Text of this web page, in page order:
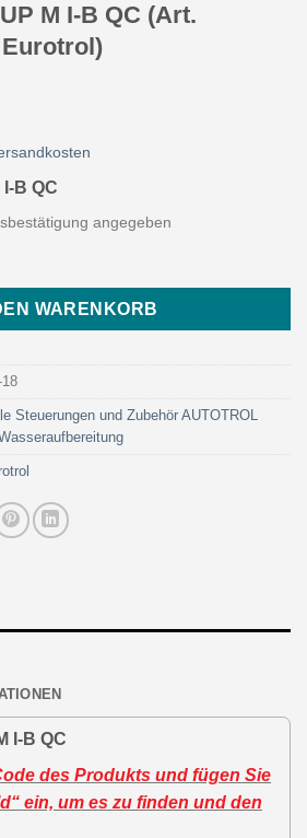
M I-B QC (Art.
Eurotrol)
B QC
angegeben
QC (Art. V2CIUMB-18 - Eurotrol) Menge
WARENKORB
Steuerungen und Zubehör AUTOTROL
I-B QC
des Produkts und fügen Sie
ein, um es zu finden und den